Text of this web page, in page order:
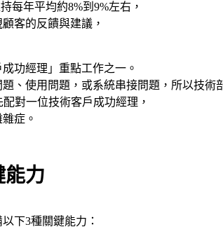
每年平均約8%到9%左右，
客的反饋與建議，
功經理」重點工作之一。
、使用問題，或系統串接問題，所以技術
對一位技術客戶成功經理，
症。
能力
下3種關鍵能力：